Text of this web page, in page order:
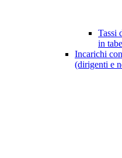
Tassi
in
Incarichi
(dirigenti e